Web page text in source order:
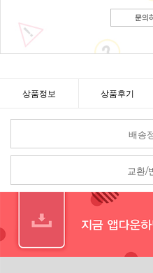
상품정보 상품후기
배송
교환/